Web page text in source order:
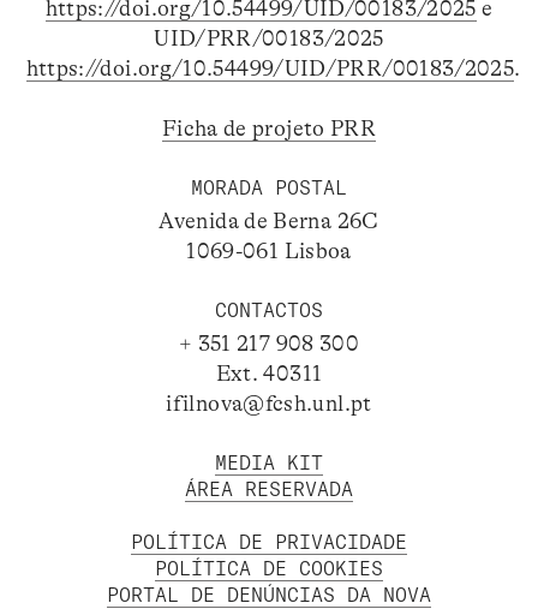
https://doi.org/10.54499/UID/00183/2025 e
UID/PRR/00183/2025
https://doi.org/10.54499/UID/PRR/00183/2025.
Ficha de projeto PRR
MORADA POSTAL
Avenida de Berna 26C
1069-061 Lisboa
CONTACTOS
+ 351 217 908 300
Ext. 40311
ifilnova@fcsh.unl.pt
MEDIA KIT
ÁREA RESERVADA
POLÍTICA DE PRIVACIDADE
POLÍTICA DE COOKIES
PORTAL DE DENÚNCIAS DA NOVA